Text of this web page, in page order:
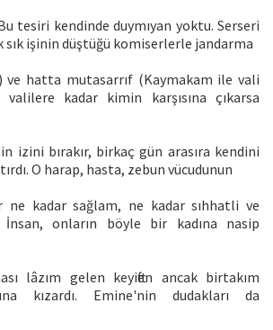
Bu tesiri kendinde duymıyan yoktu. Serseri
sık işinin düştüğü komiserlerle jandarma
ve hatta mutasarrıf (Kaymakam ile vali
kadar kimin karşısına çıkarsa
izini bırakır, birkaç gün arasıra kendini
O harap, hasta, zebun vücudunun
ne kadar sağlam, ne kadar sıhhatli ve
İnsan, onların böyle bir kadına nasip
lâzım gelen keyiften ancak birtakım
kızardı. Emine'nin dudakları da